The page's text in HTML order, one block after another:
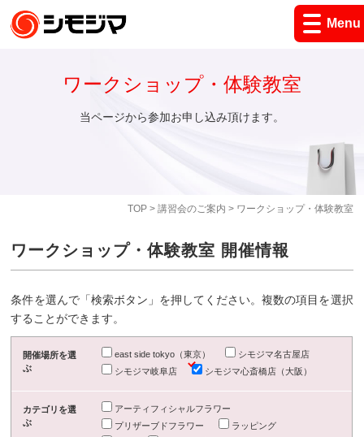
Menu
TOP> 講習会のご案内 > ワークショップ・体験教室
ワークショップ・体験教室
当ページから参加お申し込み頂けます。
ワークショップ・体験教室 開催情報
条件を選んで「検索ボタン」を押してください。複数の項目を選択
することができます。
開催場所を選
ぶ
east side tokyo（東京）
シモジマ名古屋店
シモジマ岐阜店
シモジマ心斎橋店（大阪）
カテゴリを選
ぶ
アーティフィシャルフラワー
プリザーブドフラワー
ラッピング